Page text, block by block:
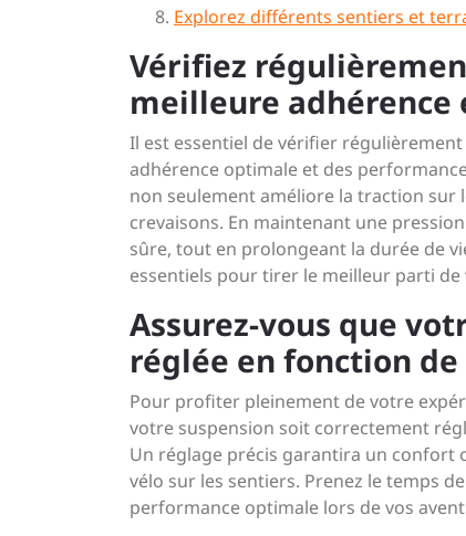
Explorez différents sentiers et
Vérifiez
meilleure adhérence
Il est essentiel de vérifier
adhérence optimale et des
non seulement améliore la traction sur
crevaisons. En maintenant une
sûre, tout en prolongeant la durée de
essentiels pour tirer le meilleur parti de
Assurez-vous que
réglée en fonction
Pour profiter pleinement de votre
votre suspension soit correctement
Un réglage précis garantira un confort
vélo sur les sentiers. Prenez le temps
performance optimale lors de vos